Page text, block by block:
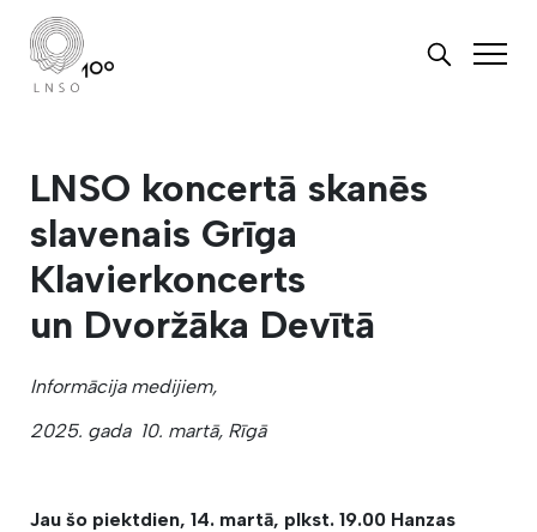
LNSO koncertā skanēs
slavenais Grīga
Klavierkoncerts
un Dvoržāka Devītā
Informācija medijiem,
2025. gada 10. martā, Rīgā
Jau šo piektdien, 14. martā, plkst. 19.00 Hanzas